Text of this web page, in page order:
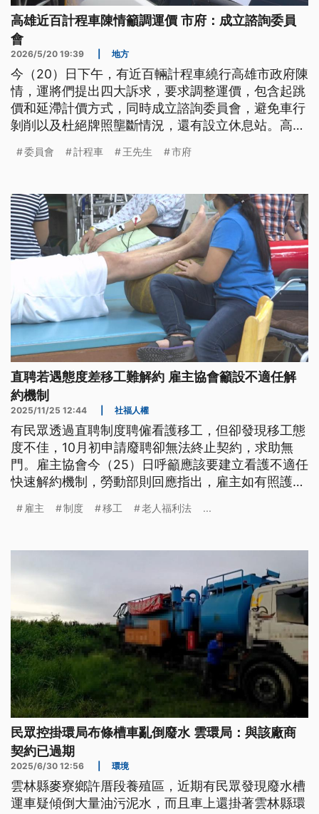
高雄近百計程車陳情籲調運價 市府：成立諮詢委員
會
2026/5/20 19:39 地方
今（20）日下午，有近百輛計程車繞行高雄市政府陳
情，運將們提出四大訴求，要求調整運價，包含起跳
價和延滯計價方式，同時成立諮詢委員會，避免車行
剝削以及杜絕牌照壟斷情況，還有設立休息站。高雄
將與車行間涉及不公平承攬問題。
委員會 計程車 王先生 市府
直聘若遇態度差移工難解約 雇主協會籲設不適任解
約機制
2025/11/25 12:44 社福人權
有民眾透過直聘制度聘僱看護移工，但卻發現移工態
度不佳，10月初申請廢聘卻無法終止契約，求助無
門。雇主協會今（25）日呼籲應該要建立看護不適任
快速解約機制，勞動部則回應指出，雇主如有照護需
移工涉違反《老人福利法》等依契約負照顧義務屬實
雇主 制度 移工 老人福利法 ...
民眾控掛環局布條槽車亂倒廢水 雲環局：與該廠商
契約已過期
2025/6/30 12:56 環境
雲林縣麥寮鄉許厝段養殖區，近期有民眾發現廢水槽
運車疑傾倒大量油污泥水，而且車上還掛著雲林縣環